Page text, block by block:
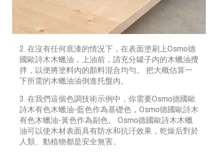
2. 在沒有任何底漆的情況下，在表面塗刷上Osmo德
國歐詩木木蠟油，上油前，請充分罐子內的木蠟油攪
拌，以便將塗料內的顏料混合均勻。 把大概估算一
下所需的木蠟油油倒進托盤內。
3. 在我們這個色調技術示例中，你需要Osmo德國歐
詩木有色木蠟油-藍色作為基礎色，Osmo德國歐詩木
有色木蠟油-黃色作為副色。 Osmo德國歐詩木木蠟
油可以使木材表面具有防水和抗汙效果，乾燥后對於
人類、動植物都是安全無害。